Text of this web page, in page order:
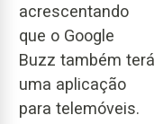
acrescentando
que o Google
Buzz também terá
uma aplicação
para telemóveis.